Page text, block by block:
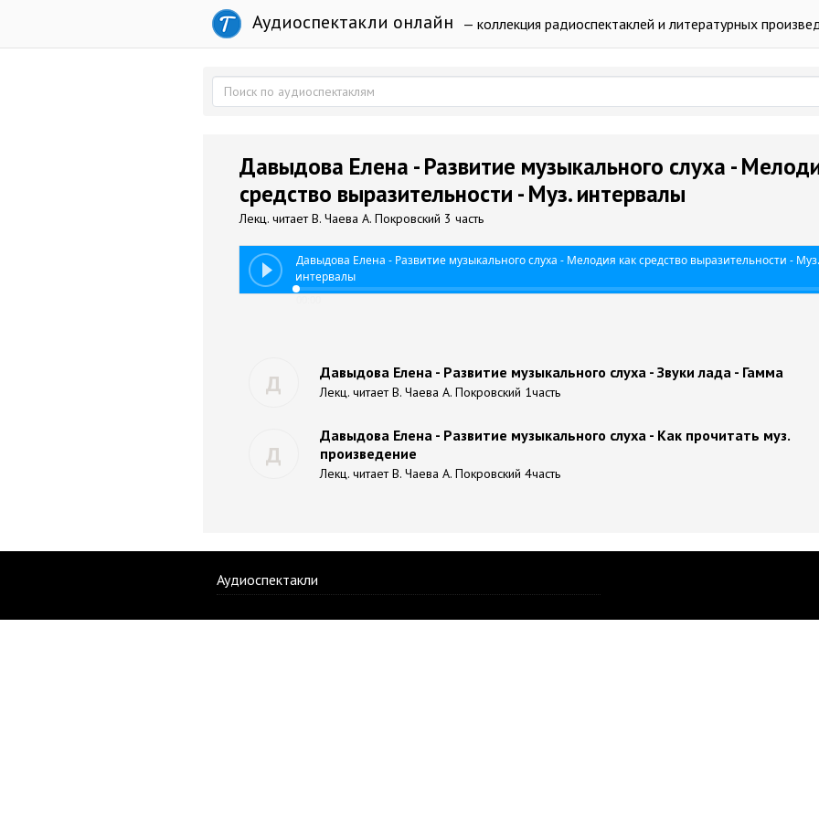
Аудиоспектакли онлайн — коллекция радиоспектаклей и литературных
Давыдова Елена - Развитие музыкального слуха -
средство выразительности - Муз. интервалы
Лекц. читает В. Чаева А. Покровский 3 часть
Давыдова Елена - Развитие музыкального слуха - Мелодия как средство выразительности - Муз.
интервалы
Д Давыдова Елена - Развитие музыкального слуха - Звуки лада - Гамма
Лекц. читает В. Чаева А. Покровский 1часть
Д
Давыдова Елена - Развитие музыкального слуха - Как прочитать муз.
произведение
Лекц. читает В. Чаева А. Покровский 4часть
Аудиоспектакли